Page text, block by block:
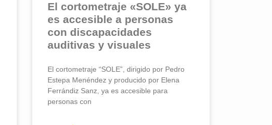
El cortometraje «SOLE» ya
es accesible a personas
con discapacidades
auditivas y visuales
El cortometraje “SOLE”, dirigido por Pedro
Estepa Menéndez y producido por Elena
Ferrándiz Sanz, ya es accesible para
personas con